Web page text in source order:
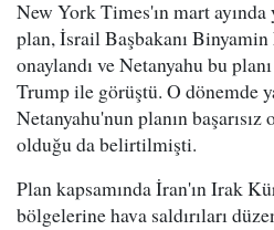
New York Times'ın mart ayında
plan, İsrail Başbakanı Binyamin
onaylandı ve Netanyahu bu
Trump ile görüştü. O dönemde
Netanyahu'nun planın başarısız
olduğu da belirtilmişti.
Plan kapsamında İran'ın Irak
bölgelerine hava saldırıları